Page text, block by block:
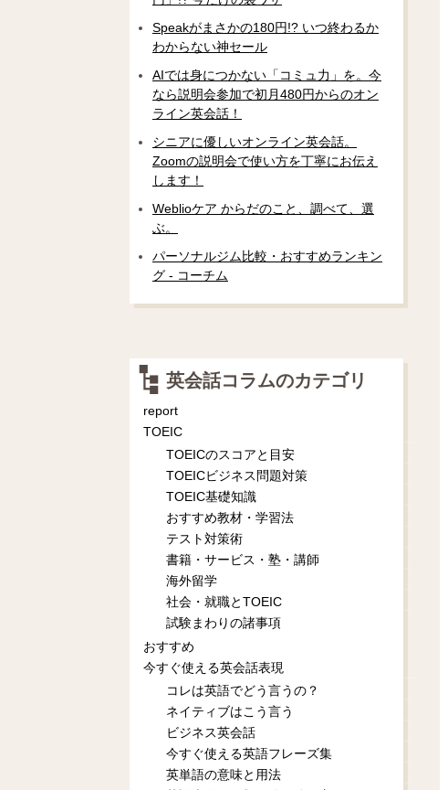
Speakがまさかの180円!? いつ終わるか
わからない神セール
AIでは身につかない「コミュ力」を。今
なら説明会参加で初月480円からのオン
ライン英会話！
シニアに優しいオンライン英会話。
Zoomの説明会で使い方を丁寧にお伝え
します！
Weblioケア からだのこと、調べて、選
ぶ。
パーソナルジム比較・おすすめランキン
グ - コーチム
英会話コラムのカテゴリ
report
TOEIC
TOEICのスコアと目安
TOEICビジネス問題対策
TOEIC基礎知識
おすすめ教材・学習法
テスト対策術
書籍・サービス・塾・講師
海外留学
社会・就職とTOEIC
試験まわりの諸事項
おすすめ
今すぐ使える英会話表現
コレは英語でどう言うの？
ネイティブはこう言う
ビジネス英会話
今すぐ使える英語フレーズ集
英単語の意味と用法